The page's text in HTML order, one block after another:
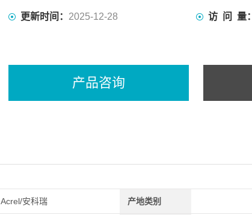
更新时间： 2025-12-28 访 问 量：
产品咨询
Acrel/安科瑞 产地类别